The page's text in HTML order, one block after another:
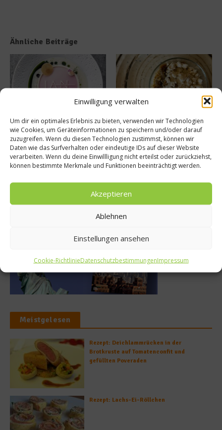
Einwilligung verwalten
Um dir ein optimales Erlebnis zu bieten, verwenden wir Technologien
wie Cookies, um Geräteinformationen zu speichern und/oder darauf
zuzugreifen. Wenn du diesen Technologien zustimmst, können wir
Daten wie das Surfverhalten oder eindeutige IDs auf dieser Website
verarbeiten. Wenn du deine Einwillligung nicht erteilst oder zurückziehst,
können bestimmte Merkmale und Funktionen beeinträchtigt werden.
Akzeptieren
Ablehnen
Einstellungen ansehen
Cookie-RichtlinieDatenschutzbestimmungenImpressum
Ähnliche Beiträge
Tellersülze – Ein Rezept von
Spitzenkoch Jan Hartwig-
14. März 2026
Süße Erinnerung an Teneriffa:
Das Rezept für Polvito
Uruguayo
9. Juli 2025
Meistgelesen
Rezept: Deichlammrücken in der
Brotkruste auf Tomatenconfit und
gefüllten Poveraden
Rezept: Lachs-Ei-Röllchen